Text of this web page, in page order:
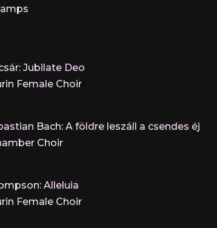
Jubilate Deo
Female Choir
Bach: A földre leszáll a csendes éj
Choir
Alleluia
Female Choir